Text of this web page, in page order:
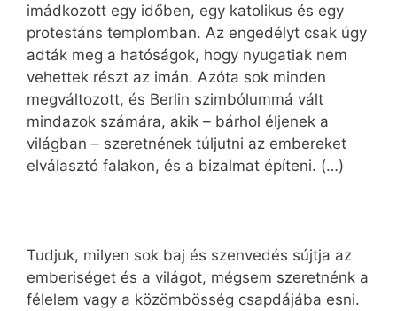
imádkozott egy időben, egy katolikus és egy
protestáns templomban. Az engedélyt csak úgy
adták meg a hatóságok, hogy nyugatiak nem
vehettek részt az imán. Azóta sok minden
megváltozott, és Berlin szimbólummá vált
mindazok számára, akik – bárhol éljenek a
világban – szeretnének túljutni az embereket
elválasztó falakon, és a bizalmat építeni. (…)
Tudjuk, milyen sok baj és szenvedés sújtja az
emberiséget és a világot, mégsem szeretnénk a
félelem vagy a közömbösség csapdájába esni.